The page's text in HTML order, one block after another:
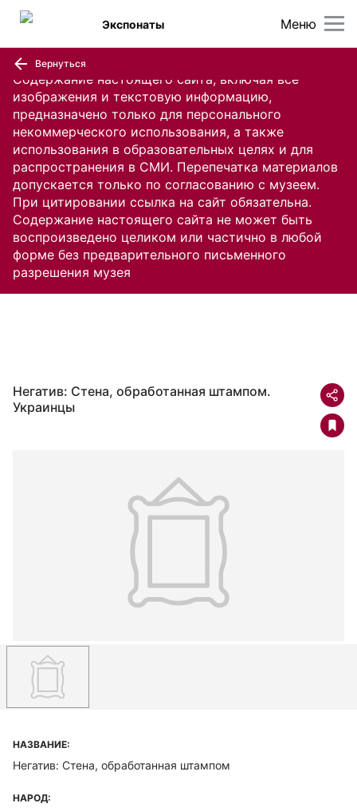
Содержание настоящего сайта, включая все
изображения и текстовую информацию,
предназначено только для персонального
некоммерческого использования, а также
использования в образовательных целях и для
распространения в СМИ. Перепечатка материалов
допускается только по согласованию с музеем.
При цитировании ссылка на сайт обязательна.
Содержание настоящего сайта не может быть
воспроизведено целиком или частично в любой
форме без предварительного письменного
разрешения музея
Меню
Экспонаты
Вернуться
Негатив: Стена, обработанная штампом.
Украинцы
НАЗВАНИЕ:
Негатив: Стена, обработанная штампом
НАРОД: